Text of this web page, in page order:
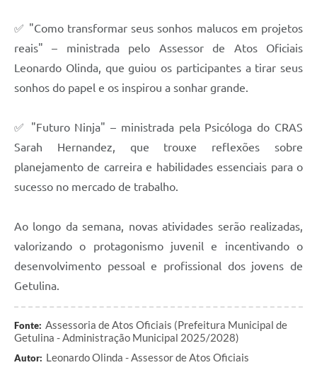
✅ "Como transformar seus sonhos malucos em projetos
reais" – ministrada pelo Assessor de Atos Oficiais
Leonardo Olinda, que guiou os participantes a tirar seus
sonhos do papel e os inspirou a sonhar grande.
✅ "Futuro Ninja" – ministrada pela Psicóloga do CRAS
Sarah Hernandez, que trouxe reflexões sobre
planejamento de carreira e habilidades essenciais para o
sucesso no mercado de trabalho.
Ao longo da semana, novas atividades serão realizadas,
valorizando o protagonismo juvenil e incentivando o
desenvolvimento pessoal e profissional dos jovens de
Getulina.
Fonte: Assessoria de Atos Oficiais (Prefeitura Municipal de
Getulina - Administração Municipal 2025/2028)
Autor: Leonardo Olinda - Assessor de Atos Oficiais